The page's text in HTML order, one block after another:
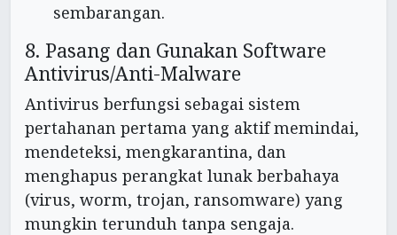
sembarangan.
8. Pasang dan Gunakan Software
Antivirus/Anti-Malware
Antivirus berfungsi sebagai sistem
pertahanan pertama yang aktif memindai,
mendeteksi, mengkarantina, dan
menghapus perangkat lunak berbahaya
(virus, worm, trojan, ransomware) yang
mungkin terunduh tanpa sengaja.